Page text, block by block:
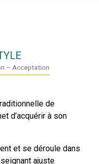
– Acceptation
de
d’acquérir à son
et se déroule dans
ajuste